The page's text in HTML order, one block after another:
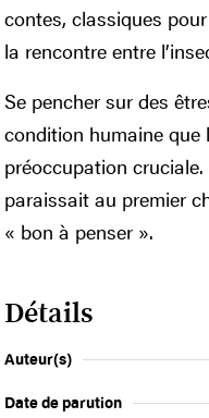
contes, classiques
la rencontre entre
Se pencher sur des
condition humaine que
préoccupation
paraissait au premier
« bon à penser ».
Détails
Auteur(s)
Date de parution